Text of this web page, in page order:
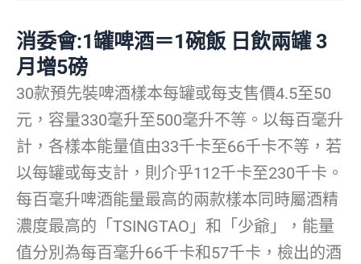
消委會:1罐啤酒＝1碗飯 日飲兩罐 3
月增5磅
30款預先裝啤酒樣本每罐或每支售價4.5至50
元，容量330毫升至500毫升不等。以每百毫升
計，各樣本能量值由33千卡至66千卡不等，若
以每罐或每支計，則介乎112千卡至230千卡。
每百毫升啤酒能量最高的兩款樣本同時屬酒精
濃度最高的「TSINGTAO」和「少爺」，能量
值分別為每百毫升66千卡和57千卡，檢出的酒